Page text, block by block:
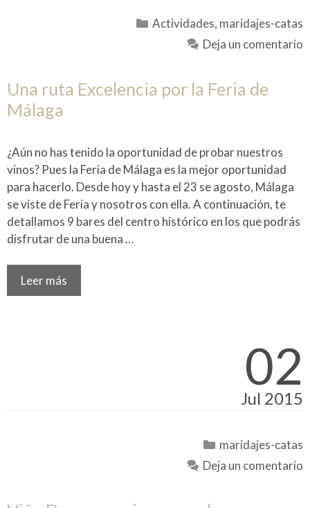
Categorías
Actividades, maridajes-catas
Deja un comentario
Una ruta Excelencia por la Feria de
Málaga
¿Aún no has tenido la oportunidad de probar nuestros
vinos? Pues la Feria de Málaga es la mejor oportunidad
para hacerlo. Desde hoy y hasta el 23 se agosto, Málaga
se viste de Feria y nosotros con ella. A continuación, te
detallamos 9 bares del centro histórico en los que podrás
disfrutar de una buena …
Leer más
02
Jul 2015
Categorías
maridajes-catas
Deja un comentario